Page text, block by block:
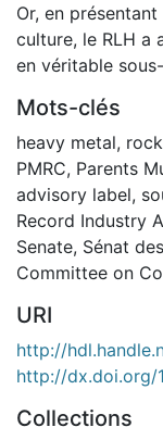
Or, en
culture, le RLH a
en véritable
Mots-clés
heavy metal, rock
PMRC, Parents
advisory label,
Record Industry
Senate, Sénat
Committee on
URI
http://
http://dx.doi.org/
Collections